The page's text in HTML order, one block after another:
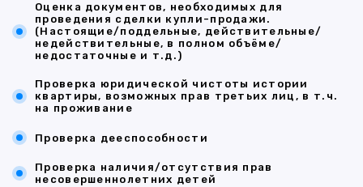
Оценка документов, необходимых для
проведения сделки купли-продажи.
(Настоящие/поддельные, действительные/
недействительные, в полном объёме/
недостаточные и т.д.)
Проверка юридической чистоты истории
квартиры, возможных прав третьих лиц, в т.ч.
на проживание
Проверка дееспособности
Проверка наличия/отсутствия прав
несовершеннолетних детей